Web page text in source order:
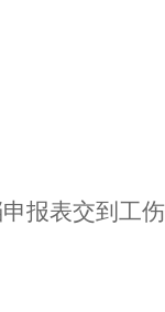
报表交到工伤